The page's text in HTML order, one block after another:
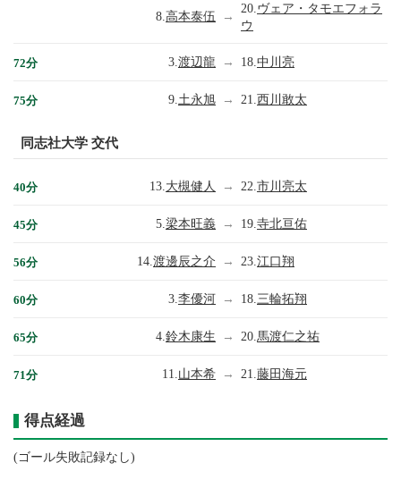
8.高本泰伍 →
20. ヴェア・タモエフォラ
ウ
72分 3. 渡辺龍 → 18. 中川亮
75分 9. 土永旭 → 21. 西川敢太
同志社大学 交代
40分 13. 大槻健人 → 22. 市川亮太
45分 5. 梁本旺義 → 19. 寺北亘佑
56分 14. 渡邊辰之介 → 23. 江口翔
60分 3. 李優河 → 18. 三輪拓翔
65分 4. 鈴木康生 → 20. 馬渡仁之祐
71分 11. 山本希 → 21. 藤田海元
得点経過
(ゴール失敗記録なし)